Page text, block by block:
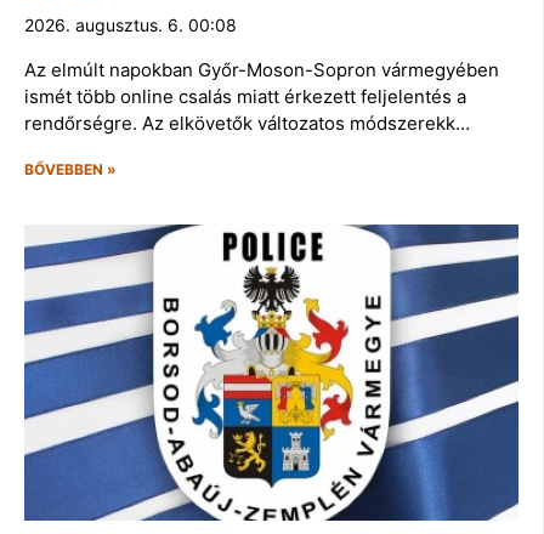
2026. augusztus. 6. 00:08
Az elmúlt napokban Győr-Moson-Sopron vármegyében
ismét több online csalás miatt érkezett feljelentés a
rendőrségre. Az elkövetők változatos módszerekk…
BŐVEBBEN »